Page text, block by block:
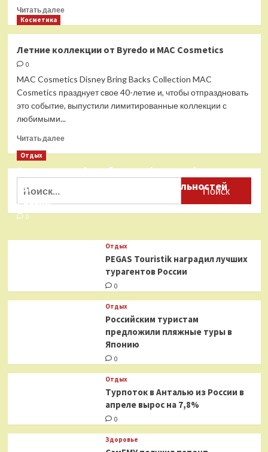
Читать далееПрочитать
Cosmetics
Forever
Косметика
Летние коллекции от Byredo и МАС Cosmetics
0
MAC Cosmetics Disney Bring Backs Collection MAC
Cosmetics празднует свое 40-летие и, чтобы отпраздновать
это событие, выпустили лимитированные коллекции с
любимыми...
Читать далееПрочитать
Летние
Byredo
и
Cosmetics
Отдых
Бесплатные фотобанки с фотографиями
туристических достопримечательностей
России
0
Отдых
PEGAS Touristik наградил лучших
турагентов России
0
Отдых
Российским туристам
предложили пляжные туры в
Японию
0
Отдых
Турпоток в Анталью из России в
апреле вырос на 7,8%
0
Здоровье